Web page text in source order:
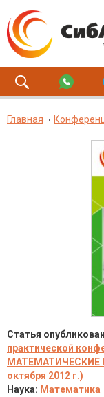
Главная
Статья
практической
МАТЕМАТИЧЕСКИЕ
октября 2012 г.)
Наука: Математика